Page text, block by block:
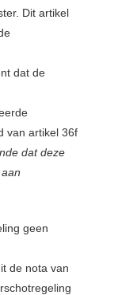
Dit artikel
dat de
van artikel 36f
dat deze
geen
de nota van